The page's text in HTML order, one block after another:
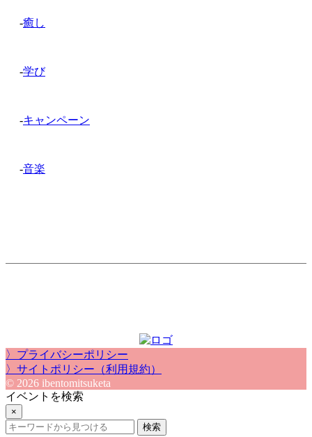
-癒し
-学び
-キャンペーン
-音楽
〉プライバシーポリシー
〉サイトポリシー（利用規約）
© 2026 ibentomitsuketa
イベントを検索
×
検索